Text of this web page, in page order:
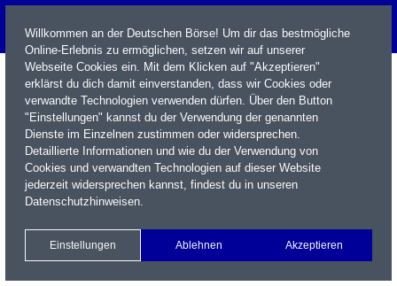
Name / WKN / ISIN / Kürzel
Xetra Realtime
Watchlist Portfolio Login
Willkommen an der Deutschen Börse! Um dir das bestmögliche
Online-Erlebnis zu ermöglichen, setzen wir auf unserer
Webseite Cookies ein. Mit dem Klicken auf "Akzeptieren"
erklärst du dich damit einverstanden, dass wir Cookies oder
verwandte Technologien verwenden dürfen. Über den Button
"Einstellungen" kannst du der Verwendung der genannten
Dienste im Einzelnen zustimmen oder widersprechen.
Detaillierte Informationen und wie du der Verwendung von
Cookies und verwandten Technologien auf dieser Website
jederzeit widersprechen kannst, findest du in unseren
Datenschutzhinweisen.
Einstellungen Ablehnen Akzeptieren